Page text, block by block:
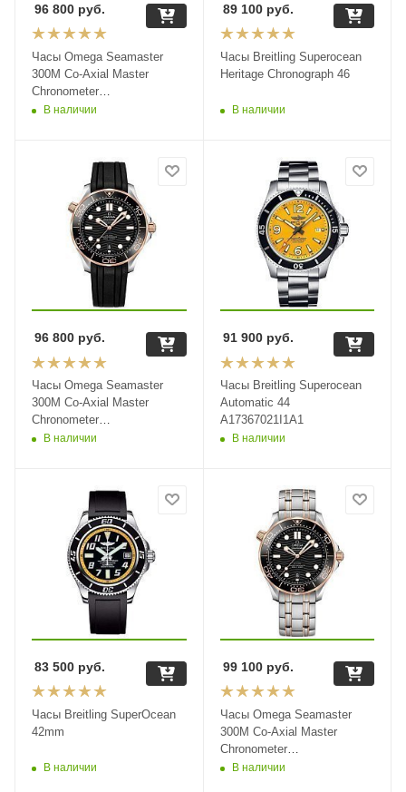
Часы Omega Seamaster
300M Co-Axial Master
Chronometer
210.22.42.20.01.001
В наличии
96 800 руб.
Часы Breitling Superocean
Heritage Chronograph 46
В наличии
89 100руб.
Часы Omega Seamaster
300M Co-Axial Master
Chronometer
210.22.42.20.01.001
В наличии
96 800 руб.
Часы Breitling Superocean
Automatic 44
A17367021I1A1
В наличии
91 900руб.
Часы Breitling SuperOcean
42mm
В наличии
83 500 руб.
Часы Omega Seamaster
300M Co-Axial Master
Chronometer
210.20.42.20.01.002
В наличии
99 100руб.